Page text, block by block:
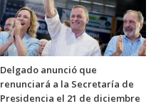
Delgado anunció que
renunciará a la Secretaría de
Presidencia el 21 de diciembre